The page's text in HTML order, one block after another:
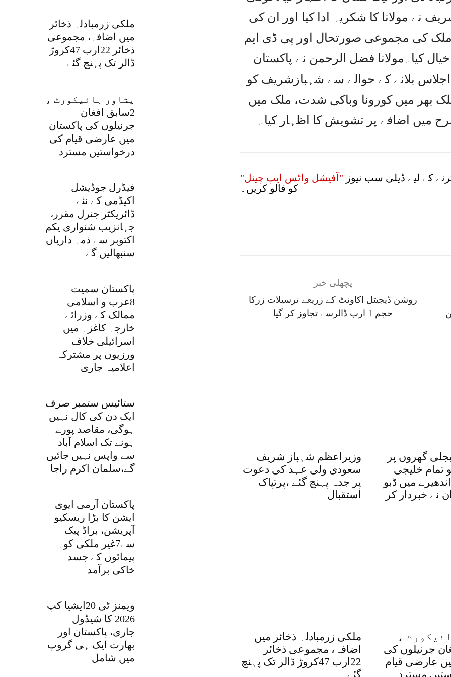
ملکی زرمبادلہ ذخائر
میں اضافہ، مجموعی
ذخائر 22ارب 47کروڑ
ڈالر تک پہنچ گئے
پشاور ہائیکورٹ ،
2سابق افغان
جرنیلوں کی پاکستان
میں عارضی قیام کی
درخواستیں مسترد
فیڈرل جوڈیشل
اکیڈمی کے نئے
ڈائریکٹر جنرل مقرر،
جہانزیب شنواری یکم
اکتوبر سے ذمہ داریاں
سنبھالیں گے
پاکستان سمیت
8عرب و اسلامی
ممالک کے وزرائے
خارجہ کاغزہ میں
اسرائیلی خلاف
ورزیوں پر مشترکہ
اعلامیہ جاری
ستائیس ستمبر صرف
ایک دن کی کال نہیں
ہوگی، مقاصد پورے
ہونے تک اسلام آباد
سے واپس نہیں جائیں
گے،سلمان اکرم راجا
پاکستان آرمی ایوی
ایشن کا بڑا ریسکیو
آپریشن، براڈ پیک
سے7غیر ملکی کوہ
پیمائوں کے جسد
خاکی برآمد
ویمنز ٹی 20ایشیا کپ
2026 کا شیڈول
جاری، پاکستان اور
بھارت ایک ہی گروپ
میں شامل
نے مولانا کا شکریہ ادا کیا اور ان کی
کی مجموعی صورتحال اور پی ڈی ایم
کیا۔مولانا فضل الرحمن نے پاکستان
بلانے کے حوالے سے شہبازشریف کو
بھر میں کورونا وباکی شدت، ملک میں
میں اضافے پر تشویش کا اظہار کیا۔
کے لیے ڈیلی سب نیوز "آفیشل واٹس ایپ چینل"
کو فالو کریں۔
پچھلی خبر
روشن ڈیجیٹل اکاونٹ کے زریعے ترسیلات زرکا
حجم 1 ارب ڈالرسے تجاوز کر گیا
وزیراعظم شہباز شریف
سعودی ولی عہد کی دعوت
پر جدہ پہنچ گئے ،پرتپاک
استقبال
گھروں پر
تمام خلیجی
میں ڈبو
نے خبردار کر
ملکی زرمبادلہ ذخائر میں
اضافہ، مجموعی ذخائر
22ارب 47کروڑ ڈالر تک پہنچ
گئے
،
جرنیلوں کی
عارضی قیام
مسترد